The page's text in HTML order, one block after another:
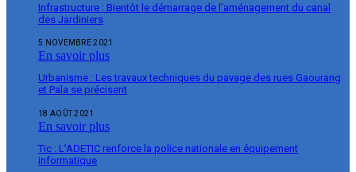
Infrastructure : Bientôt le démarrage de l’aménagement du canal
des Jardiniers
5 NOVEMBRE 2021
En savoir plus
Urbanisme : Les travaux techniques du pavage des rues Gaourang
et Pala se précisent
18 AOÛT 2021
En savoir plus
Tic : L’ADETIC renforce la police nationale en équipement
informatique